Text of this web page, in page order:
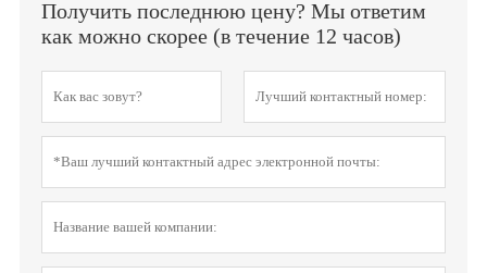
Получить последнюю цену? Мы ответим
как можно скорее (в течение 12 часов)